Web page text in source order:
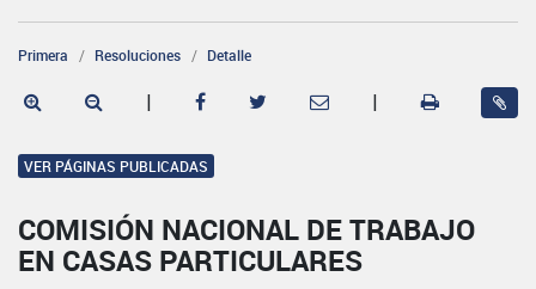
Primera Resoluciones Detalle
| |
VER PÁGINAS PUBLICADAS
COMISIÓN NACIONAL DE TRABAJO
EN CASAS PARTICULARES